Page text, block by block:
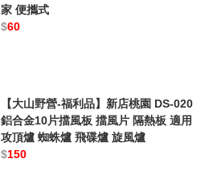
家 便攜式
$60
【大山野營-福利品】新店桃園 DS-020
鋁合金10片擋風板 擋風片 隔熱板 適用
攻頂爐 蜘蛛爐 飛碟爐 旋風爐
$150